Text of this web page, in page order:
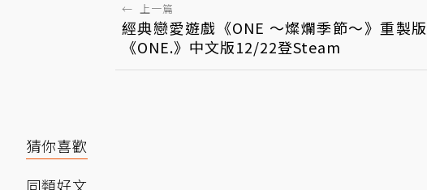
← 上一篇
經典戀愛遊戲《ONE ～燦爛季節～》重製版
《ONE.》中文版12/22登Steam
猜你喜歡
同類好文